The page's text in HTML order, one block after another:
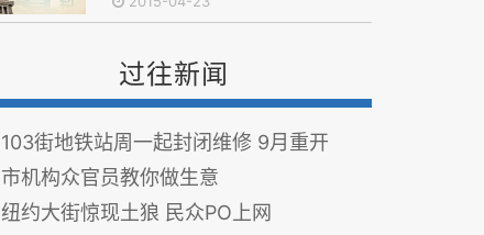
过往新闻
103街地铁站周一起封闭维修 9月重开
市机构众官员教你做生意
纽约大街惊现土狼 民众PO上网